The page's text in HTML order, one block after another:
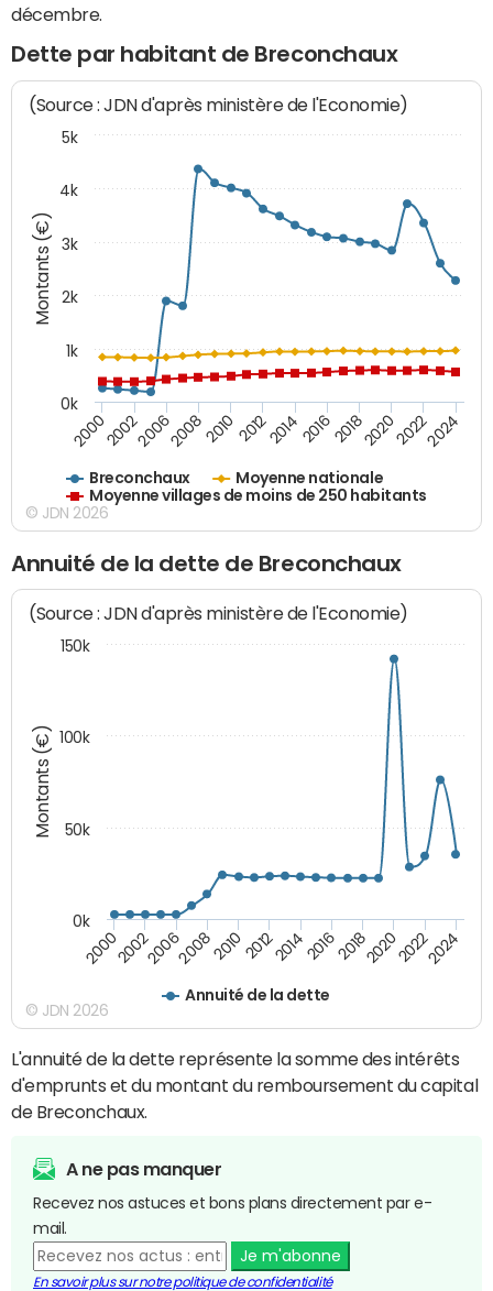
décembre.
Dette par habitant de Breconchaux
Montants (€)
(Source : JDN d'après ministère de l'Economie)
Breconchaux
Moyenne nationale
Moyenne villages de moins de 250 habitants
20002002200620082010 2012201420162018202020222024
0k
1k
2k
3k
4k
5k
© JDN 2026
Annuité de la dette de Breconchaux
Montants (€)
(Source : JDN d'après ministère de l'Economie)
Annuité de la dette
200020022006200820102012201420162018202020222024
0k
50k
100k
150k
© JDN 2026
L'annuité de la dette représente la somme des intérêts
d'emprunts et du montant du remboursement du capital
de Breconchaux.
A ne pas manquer
Recevez nos astuces et bons plans directement par e-
mail.
Je m'abonne
En savoir plus sur notre politique de confidentialité